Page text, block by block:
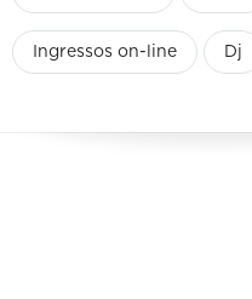
Ingressos on-line Dj